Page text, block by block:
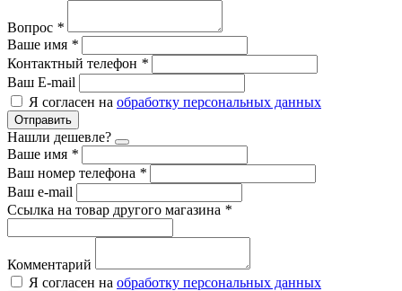
Вопрос *
Ваше имя *
Контактный телефон *
Ваш E-mail
Я согласен на обработку персональных данных
Отправить
Нашли дешевле?
Ваше имя *
Ваш номер телефона *
Ваш e-mail
Ссылка на товар другого магазина *
Комментарий
Я согласен на обработку персональных данных